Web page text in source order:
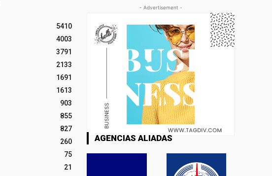
5410
4003
3791
2133
1691
1613
903
855
827
260
75
21
- Advertisement -
AGENCIAS ALIADAS